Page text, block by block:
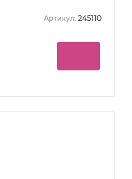
Артикул: 245110